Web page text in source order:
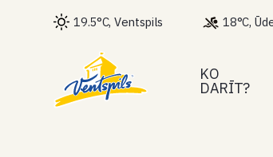
19.5°C, Ventspils 18°C,
KO
DARĪT?